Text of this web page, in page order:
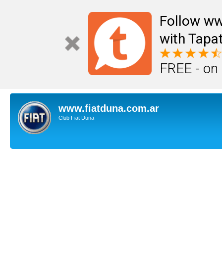
Follow
with
FREE -
www.fiatduna.com.ar
Club Fiat Duna